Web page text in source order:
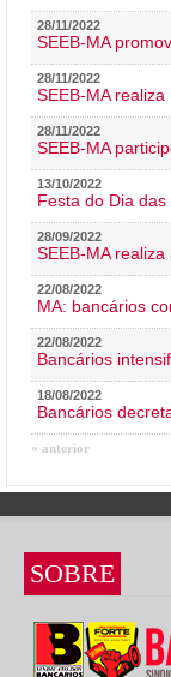
28/11/2022
SEEB-MA
28/11/2022
SEEB-MA
28/11/2022
SEEB-MA
13/10/2022
Festa do Dia
28/09/2022
SEEB-MA
22/08/2022
MA: bancários
22/08/2022
Bancários
18/08/2022
Bancários
« anterior
SOBRE